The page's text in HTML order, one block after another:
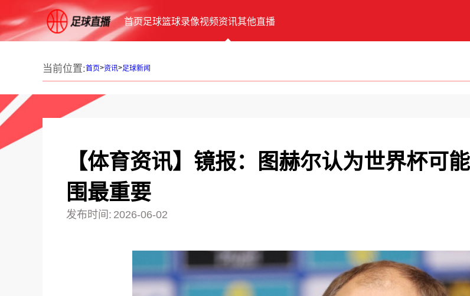
首页足球篮球录像视频资讯其他直播
当前位置:首页>资讯>足球新闻
【体育资讯】镜报：图赫尔认为世界杯可
围最重要
发布时间: 2026-06-02